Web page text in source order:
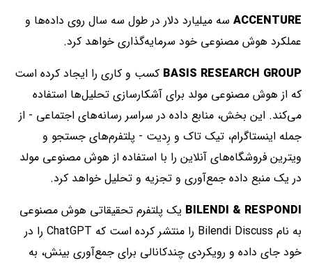
ACCENTURE سه میلیارد دلار در طول سه سال روی داده‌ها و
عملکرد هوش مصنوعی خود سرمایه‌گذاری خواهد کرد.
BASIS RESEARCH GROUP کسب و کاری را ایجاد کرده است
که از هوش مصنوعی مولد برای آشکارسازی تحلیل‌ها استفاده
می‌کند. این بخش، منابع داده در سراسر رسانه‌های اجتماعی - از
جمله اینستاگرام، تیک تاک و رِدیت - پلتفرم‌های جستجو و
ویترین فروشگاه‌های آنلاین را با استفاده از هوش مصنوعی مولد
در یک منبع داده جمع‌آوری و تجزیه و تحلیل خواهد کرد.
BILENDI & RESPONDI یک پلتفرم تحقیقاتی هوش مصنوعی
به نام Bilendi Discuss را منتشر کرده است که ChatGPT را در
خود جای داده و رویکردی چندکانالی برای جمع‌آوری بینش، به